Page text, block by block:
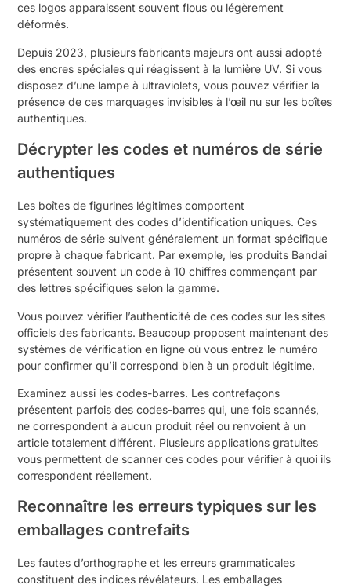
ces logos apparaissent souvent flous ou légèrement
déformés.
Depuis 2023, plusieurs fabricants majeurs ont aussi adopté
des encres spéciales qui réagissent à la lumière UV. Si vous
disposez d’une lampe à ultraviolets, vous pouvez vérifier la
présence de ces marquages invisibles à l’œil nu sur les boîtes
authentiques.
Décrypter les codes et numéros de série
authentiques
Les boîtes de figurines légitimes comportent
systématiquement des codes d’identification uniques. Ces
numéros de série suivent généralement un format spécifique
propre à chaque fabricant. Par exemple, les produits Bandai
présentent souvent un code à 10 chiffres commençant par
des lettres spécifiques selon la gamme.
Vous pouvez vérifier l’authenticité de ces codes sur les sites
officiels des fabricants. Beaucoup proposent maintenant des
systèmes de vérification en ligne où vous entrez le numéro
pour confirmer qu’il correspond bien à un produit légitime.
Examinez aussi les codes-barres. Les contrefaçons
présentent parfois des codes-barres qui, une fois scannés,
ne correspondent à aucun produit réel ou renvoient à un
article totalement différent. Plusieurs applications gratuites
vous permettent de scanner ces codes pour vérifier à quoi ils
correspondent réellement.
Reconnaître les erreurs typiques sur les
emballages contrefaits
Les fautes d’orthographe et les erreurs grammaticales
constituent des indices révélateurs. Les emballages